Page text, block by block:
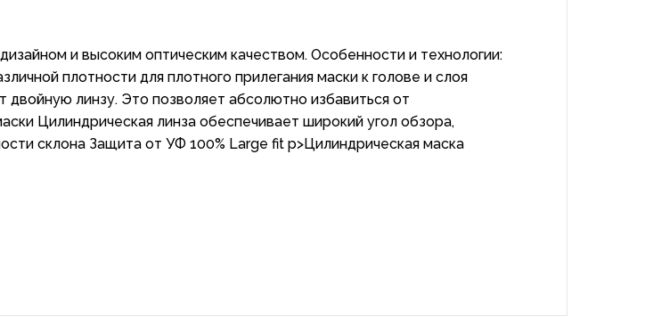
и высоким оптическим качеством. Особенности и технологии:
плотности для плотного прилегания маски к голове и слоя
двойную линзу. Это позволяет абсолютно избавиться от
Цилиндрическая линза обеспечивает широкий угол обзора,
склона Защита от УФ 100% Large fit p>Цилиндрическая маска